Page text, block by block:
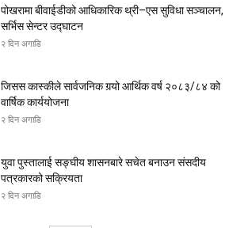
पोखरामा बीवाईडीको आधिकारिक थ्री–एस सुविधा सञ्चालन,
सर्भिस सेन्टर उद्घाटन
२ दिन अगाडि
जिसस कास्कीले सार्वजनिक गर्‍यो आर्थिक वर्ष २०८३/८४ को
वार्षिक कार्ययोजना
२ दिन अगाडि
युवा पुस्तालाई सङ्घीय शासनबारे सचेत बनाउन संसदीय
पत्रकारको सक्रियता
२ दिन अगाडि